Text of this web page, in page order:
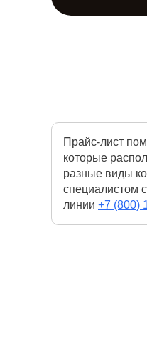
Прайс-лист
которые
разные виды
специалистом
линии +7 (800)